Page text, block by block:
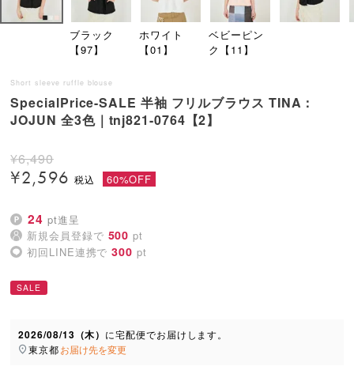
ブラック
【97】
ホワイト
【01】
ベビーピン
ク【11】
Short sleeve ruffle blouse
SpecialPrice-SALE 半袖 フリルブラウス TINA：
JOJUN 全3色｜tnj821-0764【2】
¥6,490
¥2,596 60%OFF
24 pt進呈
新規会員登録で 500 pt
初回LINE連携で 300 pt
SALE
2026/08/13（木） に宅配便でお届けします。
東京都お届け先を変更